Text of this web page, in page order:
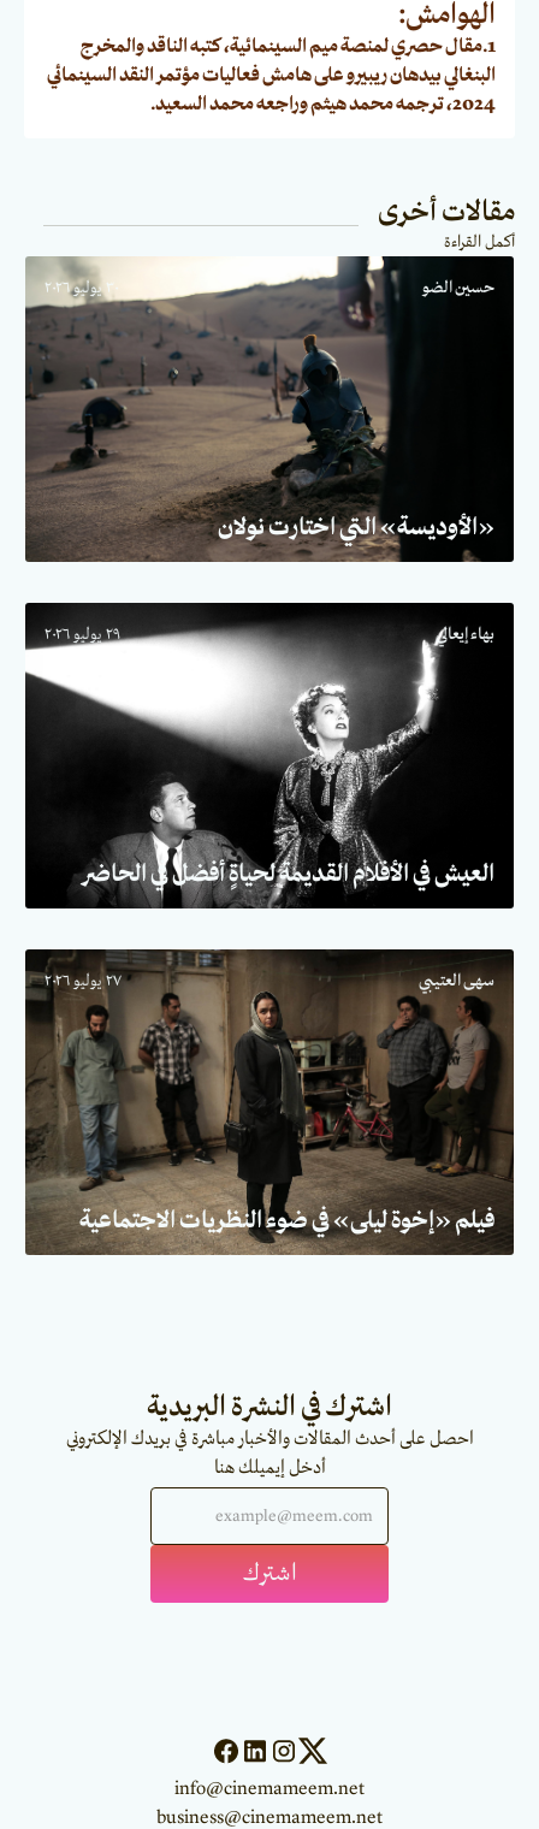
الهوامش:
1. مقال حصري لمنصة ميم السينمائية، كتبه الناقد والمخرج
البنغالي بيدهان ريبيرو على هامش فعاليات مؤتمر النقد السينمائي
2024، ترجمه محمد هيثم وراجعه محمد السعيد.
مقالات أخرى
أكمل القراءة
حسين الضو ٣٠ يوليو ٢٠٢٦
«الأوديسة» التي اختارت نولان
بهاء إيعالي ٢٩ يوليو ٢٠٢٦
العيش في الأفلام القديمة لحياةٍ أفضل في الحاضر
سهى العتيبي ٢٧ يوليو ٢٠٢٦
فيلم «إخوة ليلى» في ضوء النظريات الاجتماعية
اشترك في النشرة البريدية
احصل على أحدث المقالات والأخبار مباشرة في بريدك الإلكتروني
أدخل إيميلك هنا
info@cinemameem.net
business@cinemameem.net